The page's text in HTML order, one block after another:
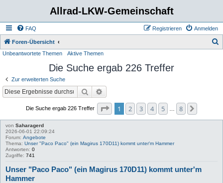
Allrad-LKW-Gemeinschaft
FAQ Anmelden
Registrieren
Foren-Übersicht
Unbeantwortete Themen Aktive Themen
Die Suche ergab 226 Treffer
Zur erweiterten Suche
Suche
Die Suche ergab 226 Treffer Seite von
1 2 3 4 5 8
von Saharagerd
2026-06-01 22:09:24
Forum: Angebote
Thema: Unser "Paco Paco" (ein Magirus 170D11) kommt unter'm Hammer
Antworten: 0
Zugriffe: 741
Unser "Paco Paco" (ein Magirus 170D11) kommt unter'm
Hammer